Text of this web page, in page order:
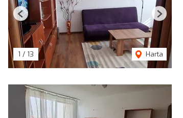
1 / 13 Harta
Previous Next